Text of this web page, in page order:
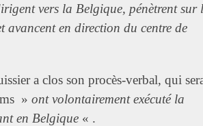
vers la Belgique, pénètrent sur
en direction du centre de
a clos son procès-verbal, qui
» ont volontairement exécuté la
en Belgique « .